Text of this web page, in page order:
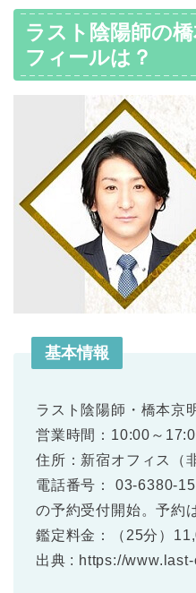
ラスト陰陽師の
フィールは？
基本情報
ラスト陰陽師・橋本京
営業時間：10:00～
住所：新宿オフィス（
電話番号： 03-6380-
の予約受付開始。予約
鑑定料金：（25分）
出典 : https://